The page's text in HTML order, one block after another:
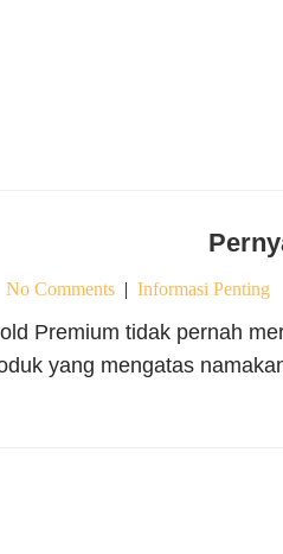
No Comments | Informasi Penting
Premium tidak pernah
yang mengatas